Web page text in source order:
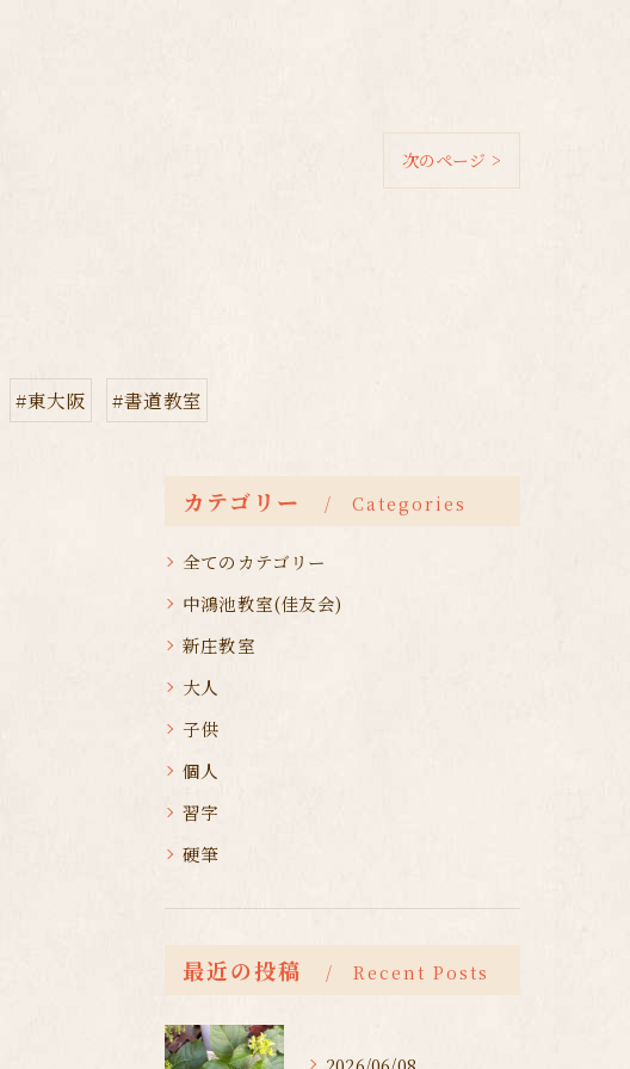
次のページ >
#東大阪 #書道教室
カテゴリー Categories
全てのカテゴリー
中鴻池教室(佳友会)
新庄教室
大人
子供
個人
習字
硬筆
最近の投稿 Recent Posts